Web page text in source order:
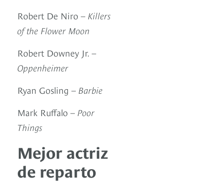
Robert De Niro – Killers
of the Flower Moon
Robert Downey Jr. –
Oppenheimer
Ryan Gosling – Barbie
Mark Ruffalo – Poor
Things
Mejor actriz
de reparto